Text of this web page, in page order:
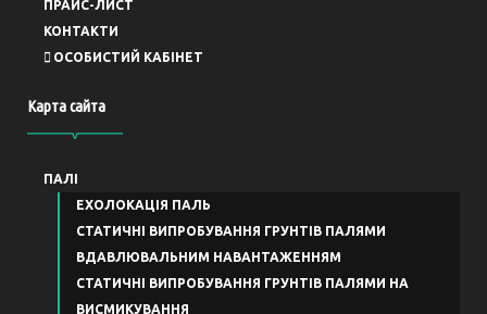
ПРАЙС-ЛИСТ
КОНТАКТИ
ОСОБИСТИЙ КАБІНЕТ
Карта сайта
ПАЛІ
ЕХОЛОКАЦІЯ ПАЛЬ
СТАТИЧНІ ВИПРОБУВАННЯ ГРУНТІВ ПАЛЯМИ
ВДАВЛЮВАЛЬНИМ НАВАНТАЖЕННЯМ
СТАТИЧНІ ВИПРОБУВАННЯ ГРУНТІВ ПАЛЯМИ НА
ВИСМИКУВАННЯ